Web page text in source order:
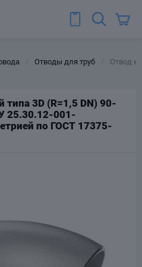
Отводы для труб Отвод
типа 3D (R=1,5 DN) 90-
25.30.12-001-
по ГОСТ 17375-